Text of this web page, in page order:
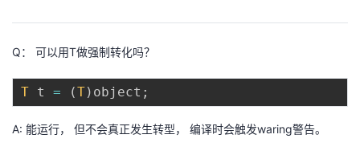
Q： 可以用T做强制转化吗？
T t = (T) object ;
A: 能运行， 但不会真正发生转型， 编译时会触发waring警告。